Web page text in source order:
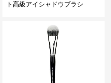
ト高級アイシャドウブラシ